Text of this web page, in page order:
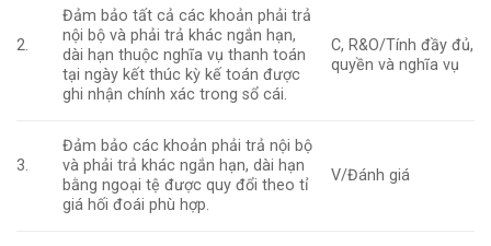
2.
Đảm bảo tất cả các khoản phải trả
nội bộ và phải trả khác ngắn hạn,
dài hạn thuộc nghĩa vụ thanh toán
tại ngày kết thúc kỳ kế toán được
ghi nhận chính xác trong sổ cái.
C, R&O/Tính đầy đủ,
quyền và nghĩa vụ
3.
Đảm bảo các khoản phải trả nội bộ
và phải trả khác ngắn hạn, dài hạn
bằng ngoại tệ được quy đổi theo tỉ
giá hối đoái phù hợp.
V/Đánh giá